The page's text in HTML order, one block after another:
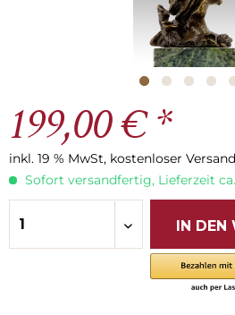
199,00 € *
inkl. 19 % MwSt, kostenloser Versand
Sofort versandfertig, Lieferzeit
IN DEN